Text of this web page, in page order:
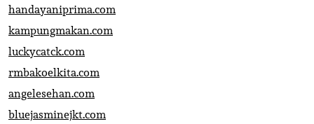
handayaniprima.com
kampungmakan.com
luckycatck.com
rmbakoelkita.com
angelesehan.com
bluejasminejkt.com